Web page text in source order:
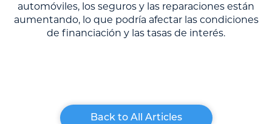
automóviles, los seguros y las reparaciones están
aumentando, lo que podría afectar las condiciones
de financiación y las tasas de interés.
Back to All Articles